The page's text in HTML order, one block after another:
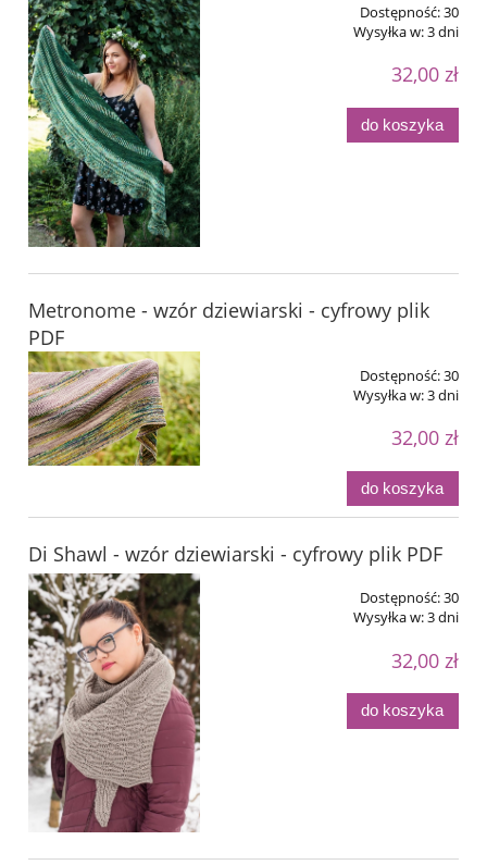
Dostępność:30
Wysyłka w:3 dni
32,00 zł
do koszyka
Metronome - wzór dziewiarski - cyfrowy plik
PDF
Dostępność:30
Wysyłka w:3 dni
32,00 zł
do koszyka
Di Shawl - wzór dziewiarski - cyfrowy plik PDF
Dostępność:30
Wysyłka w:3 dni
32,00 zł
do koszyka